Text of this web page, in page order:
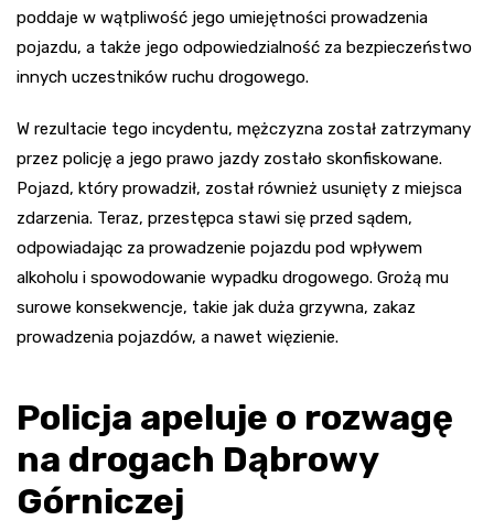
poddaje w wątpliwość jego umiejętności prowadzenia
pojazdu, a także jego odpowiedzialność za bezpieczeństwo
innych uczestników ruchu drogowego.
W rezultacie tego incydentu, mężczyzna został zatrzymany
przez policję a jego prawo jazdy zostało skonfiskowane.
Pojazd, który prowadził, został również usunięty z miejsca
zdarzenia. Teraz, przestępca stawi się przed sądem,
odpowiadając za prowadzenie pojazdu pod wpływem
alkoholu i spowodowanie wypadku drogowego. Grożą mu
surowe konsekwencje, takie jak duża grzywna, zakaz
prowadzenia pojazdów, a nawet więzienie.
Policja apeluje o rozwagę
na drogach Dąbrowy
Górniczej